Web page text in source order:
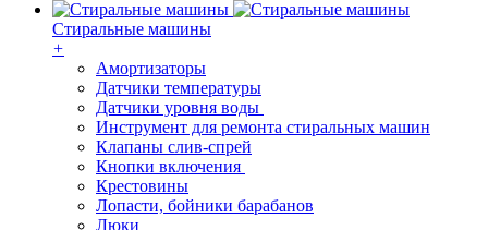
Стиральные машины
+
Амортизаторы
Датчики температуры
Датчики уровня воды
Инструмент для ремонта стиральных машин
Клапаны слив-спрей
Кнопки включения
Крестовины
Лопасти, бойники барабанов
Люки